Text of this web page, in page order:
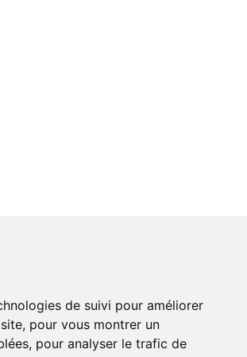
de suivi pour améliorer
pour vous montrer un
pour analyser le trafic de